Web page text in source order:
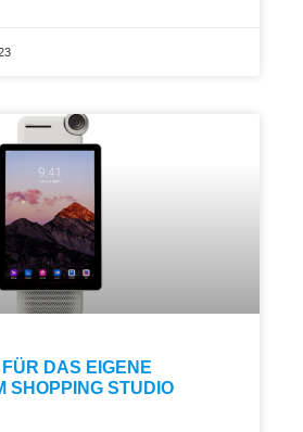
DAS EIGENE
SHOPPING STUDIO